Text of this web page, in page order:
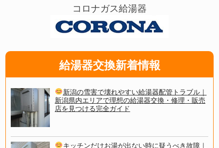
コロナガス給湯器
給湯器交換新着情報
新潟の雪害で壊れやすい給湯器配管トラブル｜
新潟県内エリアで理想の給湯器交換・修理・販売
店を見つける完全ガイド
キッチンだけお湯が出ない時に疑うべき故障｜